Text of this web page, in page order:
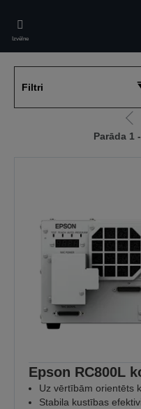
main
content
Izvēlne
Filtri
Iet
uz
Parāda 1
Epson RC800L
Uz vērtībām orientēts
Stabila kustības